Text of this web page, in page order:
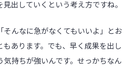
出していくという考え方ですね。
そんなに急がなくてもいいよ」とお
もあります。でも、早く成果を出し
気持ちが強いんです。せっかちなん